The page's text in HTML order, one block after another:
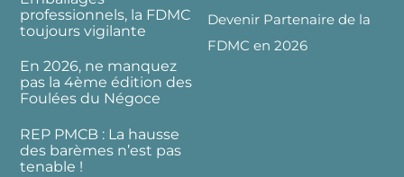
professionnels, la FDMC
toujours vigilante
En 2026, ne manquez
pas la 4ème édition des
Foulées du Négoce
REP PMCB : La hausse
des barèmes n’est pas
tenable !
Devenir Partenaire de la
FDMC en 2026